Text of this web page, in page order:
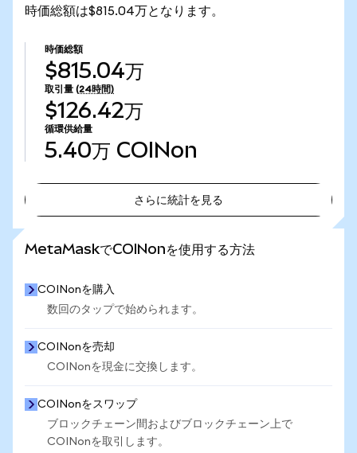
時価総額は$815.04万となります。
時価総額
$815.04万
取引量 (24時間)
$126.42万
循環供給量
5.40万 COINon
さらに統計を見る
MetaMaskでCOINonを使用する方法
COINonを購入
数回のタップで始められます。
COINonを売却
COINonを現金に交換します。
COINonをスワップ
ブロックチェーン間およびブロックチェーン上で
COINonを取引します。